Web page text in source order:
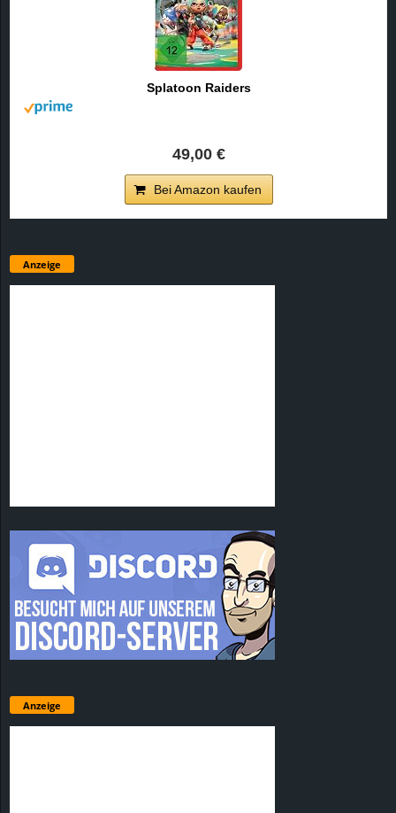
Splatoon Raiders
49,00 €
Bei Amazon kaufen
Anzeige
Anzeige